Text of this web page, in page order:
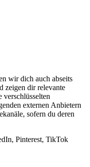
wir dich auch abseits
zeigen dir relevante
externen Anbietern
sofern du deren
Pinterest, TikTok